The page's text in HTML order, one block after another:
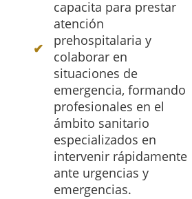
capacita para prestar
atención
prehospitalaria y
colaborar en
situaciones de
emergencia, formando
profesionales en el
ámbito sanitario
especializados en
intervenir rápidamente
ante urgencias y
emergencias.